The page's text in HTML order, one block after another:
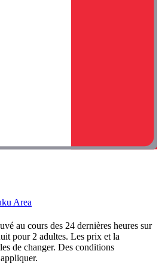
Area
au cours des 24 dernières heures sur
pour 2 adultes. Les prix et la
de changer. Des conditions